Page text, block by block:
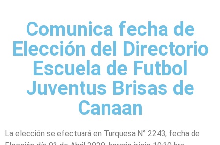
Comunica fecha de
Elección del Directorio
Escuela de Futbol
Juventus Brisas de
Canaan
La elección se efectuará en Turquesa N° 2243, fecha de